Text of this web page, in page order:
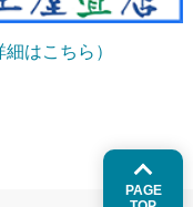
はこちら）
PAGE